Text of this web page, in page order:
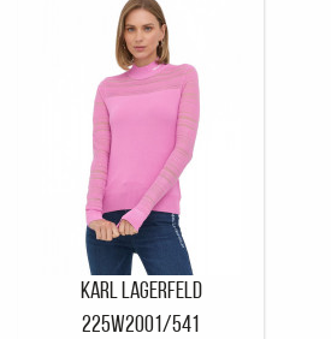
KARL LAGERFELD
225W2001/541